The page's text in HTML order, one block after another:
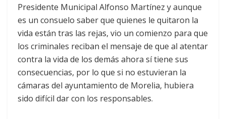
Presidente Municipal Alfonso Martínez y aunque
es un consuelo saber que quienes le quitaron la
vida están tras las rejas, vio un comienzo para que
los criminales reciban el mensaje de que al atentar
contra la vida de los demás ahora sí tiene sus
consecuencias, por lo que si no estuvieran la
cámaras del ayuntamiento de Morelia, hubiera
sido difícil dar con los responsables.